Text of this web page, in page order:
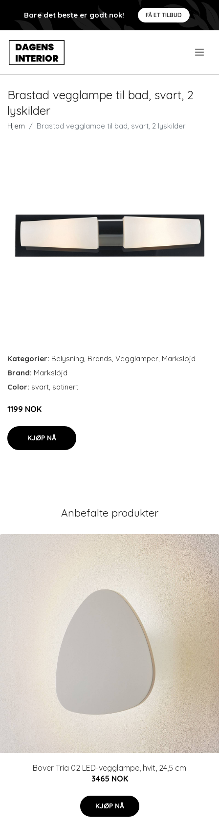
Bare det beste er godt nok! FÅ ET TILBUD
Brastad vegglampe til bad, svart, 2
lyskilder
Hjem Brastad vegglampe til bad, svart, 2 lyskilder
Kategorier: Belysning, Brands, Vegglamper, Markslöjd
Brand: Markslöjd
Color: svart, satinert
1199 NOK
KJØP NÅ
Anbefalte produkter
Bover Tria 02 LED-vegglampe, hvit, 24,5 cm
3465 NOK
KJØP NÅ